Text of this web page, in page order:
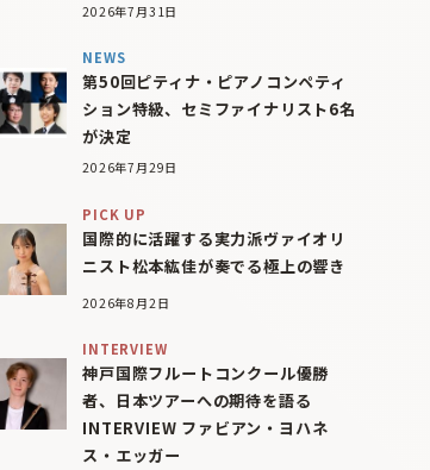
2026年7月31日
NEWS
第50回ピティナ・ピアノコンペティ
ション特級、セミファイナリスト6名
が決定
2026年7月29日
PICK UP
国際的に活躍する実力派ヴァイオリ
ニスト松本紘佳が奏でる極上の響き
2026年8月2日
INTERVIEW
神戸国際フルートコンクール優勝
者、日本ツアーへの期待を語る
INTERVIEW ファビアン・ヨハネ
ス・エッガー